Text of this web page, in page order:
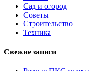
Сад и огород
Советы
Строительство
Техника
Свежие записи